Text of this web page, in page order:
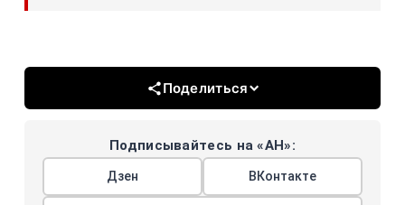
Поделиться
Подписывайтесь на «АН»:
Дзен ВКонтакте